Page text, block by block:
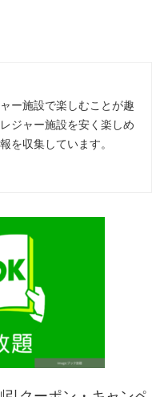
ー施設で楽しむことが趣
ジャー施設を安く楽しめ
を収集しています。